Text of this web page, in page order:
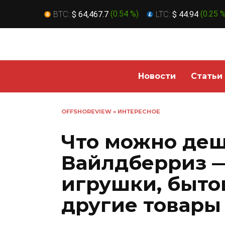
BTC: $ 64,467.7 (0.54 %) LTC: $ 44.94 (0.25 %
Новости
Статьи
OFFSHOREVIEW » ИНТЕРЕСНОЕ
Что можно
Вайлдберриз
игрушки,
другие товары